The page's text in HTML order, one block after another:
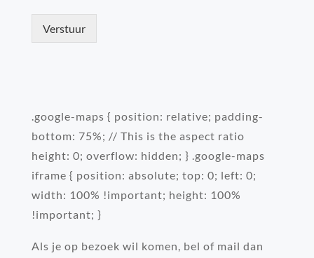
Verstuur
.google-maps { position: relative; padding-
bottom: 75%; // This is the aspect ratio
height: 0; overflow: hidden; } .google-maps
iframe { position: absolute; top: 0; left: 0;
width: 100% !important; height: 100%
!important; }
Als je op bezoek wil komen, bel of mail dan